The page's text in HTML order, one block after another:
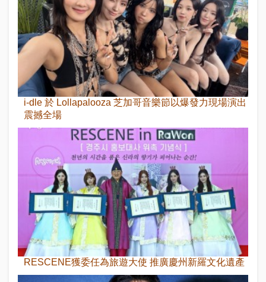
i-dle 於 Lollapalooza 芝加哥音樂節以爆發力現場演出
震撼全場
RESCENE獲委任為旅遊大使 推廣慶州新羅文化遺產